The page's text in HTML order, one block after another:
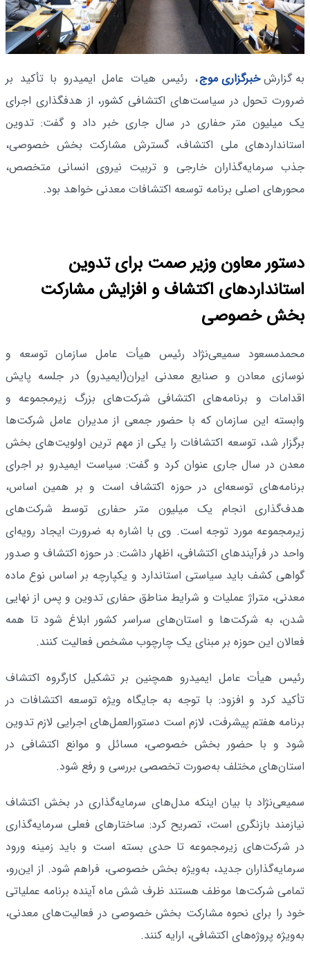
به گزارشخبرگزاری موج، رئیس هیات عامل ایمیدرو با تأکید بر
ضرورت تحول در سیاست‌های اکتشافی کشور، از هدفگذاری اجرای
یک میلیون متر حفاری در سال جاری خبر داد و گفت: تدوین
استانداردهای ملی اکتشاف، گسترش مشارکت بخش خصوصی،
جذب سرمایه‌گذاران خارجی و تربیت نیروی انسانی متخصص،
محورهای اصلی برنامه توسعه اکتشافات معدنی خواهد بود.
دستور معاون وزیر صمت برای تدوین
استانداردهای اکتشاف و افزایش مشارکت
بخش خصوصی
محمدمسعود سمیعی‌نژاد رئیس هیأت عامل سازمان توسعه و
نوسازی معادن و صنایع معدنی ایران(ایمیدرو) در جلسه پایش
اقدامات و برنامه‌های اکتشافی شرکت‌های بزرگ زیرمجموعه و
وابسته این سازمان که با حضور جمعی از مدیران عامل شرکت‌ها
برگزار شد، توسعه اکتشافات را یکی از مهم‌ ترین اولویت‌های بخش
معدن در سال جاری عنوان کرد و گفت: سیاست ایمیدرو بر اجرای
برنامه‌های توسعه‌ای در حوزه اکتشاف است و بر همین اساس،
هدف‌گذاری انجام یک میلیون متر حفاری توسط شرکت‌های
زیرمجموعه مورد توجه است. وی با اشاره به ضرورت ایجاد رویه‌ای
واحد در فرآیندهای اکتشافی، اظهار داشت: در حوزه اکتشاف و صدور
گواهی کشف باید سیاستی استاندارد و یکپارچه بر اساس نوع ماده
معدنی، متراژ عملیات و شرایط مناطق حفاری تدوین و پس از نهایی
شدن، به شرکت‌ها و استان‌های سراسر کشور ابلاغ شود تا همه
فعالان این حوزه بر مبنای یک چارچوب مشخص فعالیت کنند.
رئیس هیأت عامل ایمیدرو همچنین بر تشکیل کارگروه اکتشاف
تأکید کرد و افزود: با توجه به جایگاه ویژه توسعه اکتشافات در
برنامه هفتم پیشرفت، لازم است دستورالعمل‌های اجرایی لازم تدوین
شود و با حضور بخش خصوصی، مسائل و موانع اکتشافی در
استان‌های مختلف به‌صورت تخصصی بررسی و رفع شود.
سمیعی‌نژاد با بیان اینکه مدل‌های سرمایه‌گذاری در بخش اکتشاف
نیازمند بازنگری است، تصریح کرد: ساختارهای فعلی سرمایه‌گذاری
در شرکت‌های زیرمجموعه تا حدی بسته است و باید زمینه ورود
سرمایه‌گذاران جدید، به‌ویژه بخش خصوصی، فراهم شود. از این‌رو،
تمامی شرکت‌ها موظف هستند ظرف شش ماه آینده برنامه عملیاتی
خود را برای نحوه مشارکت بخش خصوصی در فعالیت‌های معدنی،
به‌ویژه پروژه‌های اکتشافی، ارایه کنند.